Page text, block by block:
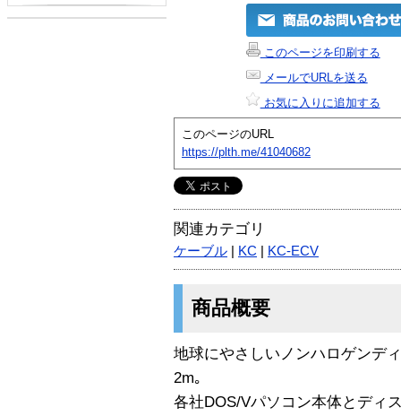
このページを印刷する
メールでURLを送る
お気に入りに追加する
このページのURL
https://plth.me/41040682
関連カテゴリ
ケーブル KC KC-ECV
商品概要
地球にやさしいノンハロゲンデ
2m｡
各社DOS/Vパソコン本体とディ